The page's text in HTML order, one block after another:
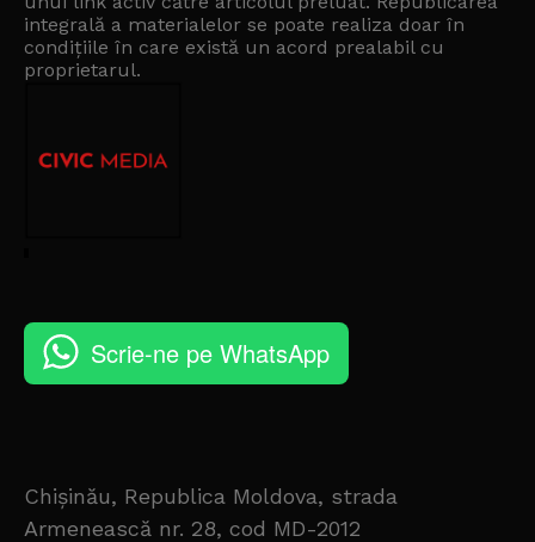
integrală a materialelor se poate realiza doar în
condițiile în care există un acord prealabil cu
proprietarul.
Scrie-ne pe WhatsApp
Chișinău, Republica Moldova, strada
Armenească nr. 28, cod MD-2012